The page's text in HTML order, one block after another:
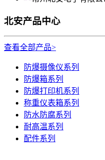
北安产品中心
查看全部产品>
防爆摄像仪系列
防爆箱系列
防爆打印机系列
称重仪表箱系列
防水防腐系列
耐高温系列
配件系列